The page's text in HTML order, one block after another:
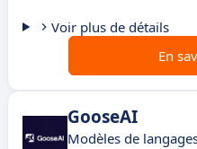
Voir plus de détails
En
GooseAI
Modèles de